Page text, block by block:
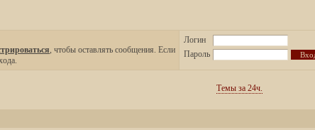
, чтобы оставлять сообщения. Если
Логин
Пароль
Темы за 24ч.